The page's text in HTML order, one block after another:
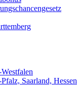
Saarland, Hessen